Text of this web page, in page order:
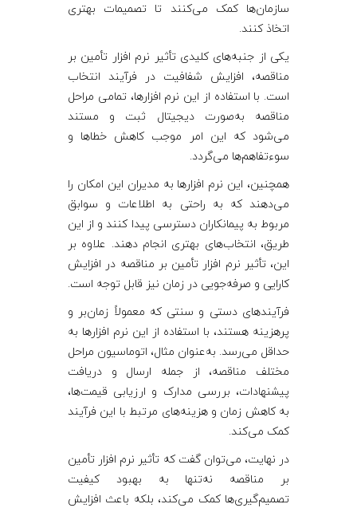
ن
ص
سازمان‌ها کمک می‌کنند تا تصمیمات بهتری
اتخاذ کنند.
یکی از جنبه‌های کلیدی تأثیر نرم‌ افزار تأمین بر
مناقصه، افزایش شفافیت در فرآیند انتخاب
است. با استفاده از این نرم ‌افزارها، تمامی مراحل
مناقصه به‌صورت دیجیتال ثبت و مستند
می‌شود که این امر موجب کاهش خطاها و
سوءتفاهم‌ها می‌گردد.
همچنین، این نرم ‌افزارها به مدیران این امکان را
می‌دهند که به راحتی به اطلاعات و سوابق
مربوط به پیمانکاران دسترسی پیدا کنند و از این
طریق، انتخاب‌های بهتری انجام دهند. علاوه بر
این، تأثیر نرم‌ افزار تأمین بر مناقصه در افزایش
کارایی و صرفه‌جویی در زمان نیز قابل توجه است.
فرآیندهای دستی و سنتی که معمولاً زمان‌بر و
پرهزینه هستند، با استفاده از این نرم ‌افزارها به
حداقل می‌رسد. به‌عنوان مثال، اتوماسیون مراحل
مختلف مناقصه، از جمله ارسال و دریافت
پیشنهادات، بررسی مدارک و ارزیابی قیمت‌ها،
به کاهش زمان و هزینه‌های مرتبط با این فرآیند
کمک می‌کند.
در نهایت، می‌توان گفت که تأثیر نرم‌ افزار تأمین
بر مناقصه نه‌تنها به بهبود کیفیت
تصمیم‌گیری‌ها کمک می‌کند، بلکه باعث افزایش